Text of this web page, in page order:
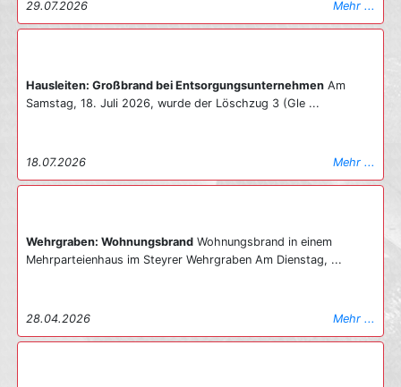
29.07.2026 Mehr ...
Hausleiten: Großbrand bei Entsorgungsunternehmen Am
Samstag, 18. Juli 2026, wurde der Löschzug 3 (Gle ...
18.07.2026 Mehr ...
Wehrgraben: Wohnungsbrand Wohnungsbrand in einem
Mehrparteienhaus im Steyrer Wehrgraben Am Dienstag, ...
28.04.2026 Mehr ...